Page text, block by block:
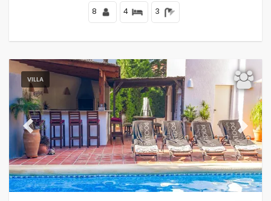
8 4 3
VILLA
Previous Next